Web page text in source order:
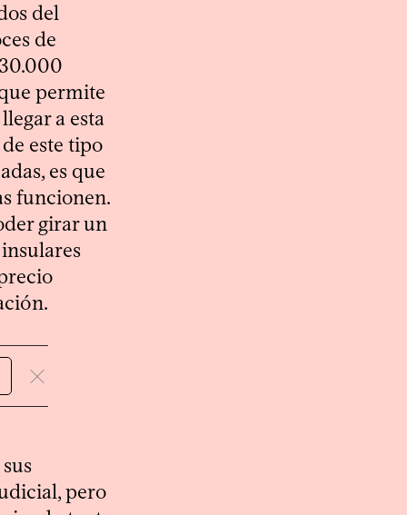
del
de
permite
a esta
este tipo
es que
funcionen.
girar un
pero